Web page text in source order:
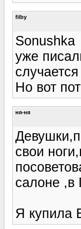
filby
Sonushka
уже
случается
Но вот
ня-ня
свои
салоне ,в
Я купила